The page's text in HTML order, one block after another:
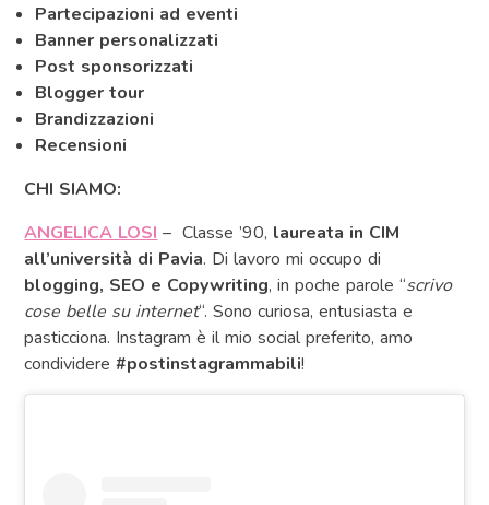
Partecipazioni ad eventi
Banner personalizzati
Post sponsorizzati
Blogger tour
Brandizzazioni
Recensioni
CHI SIAMO:
ANGELICA LOSI – Classe ’90, laureata in CIM
all’università di Pavia. Di lavoro mi occupo di
blogging, SEO e Copywriting, in poche parole “scrivo
cose belle su internet“. Sono curiosa, entusiasta e
pasticciona. Instagram è il mio social preferito, amo
condividere#postinstagrammabili!